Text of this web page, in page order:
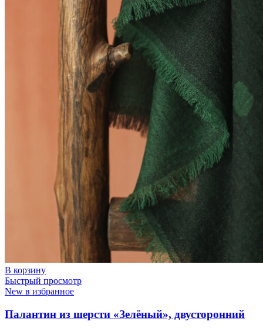
В корзину
Быстрый просмотр
New в избранное
Палантин из шерсти «Зелёный», двусторонний